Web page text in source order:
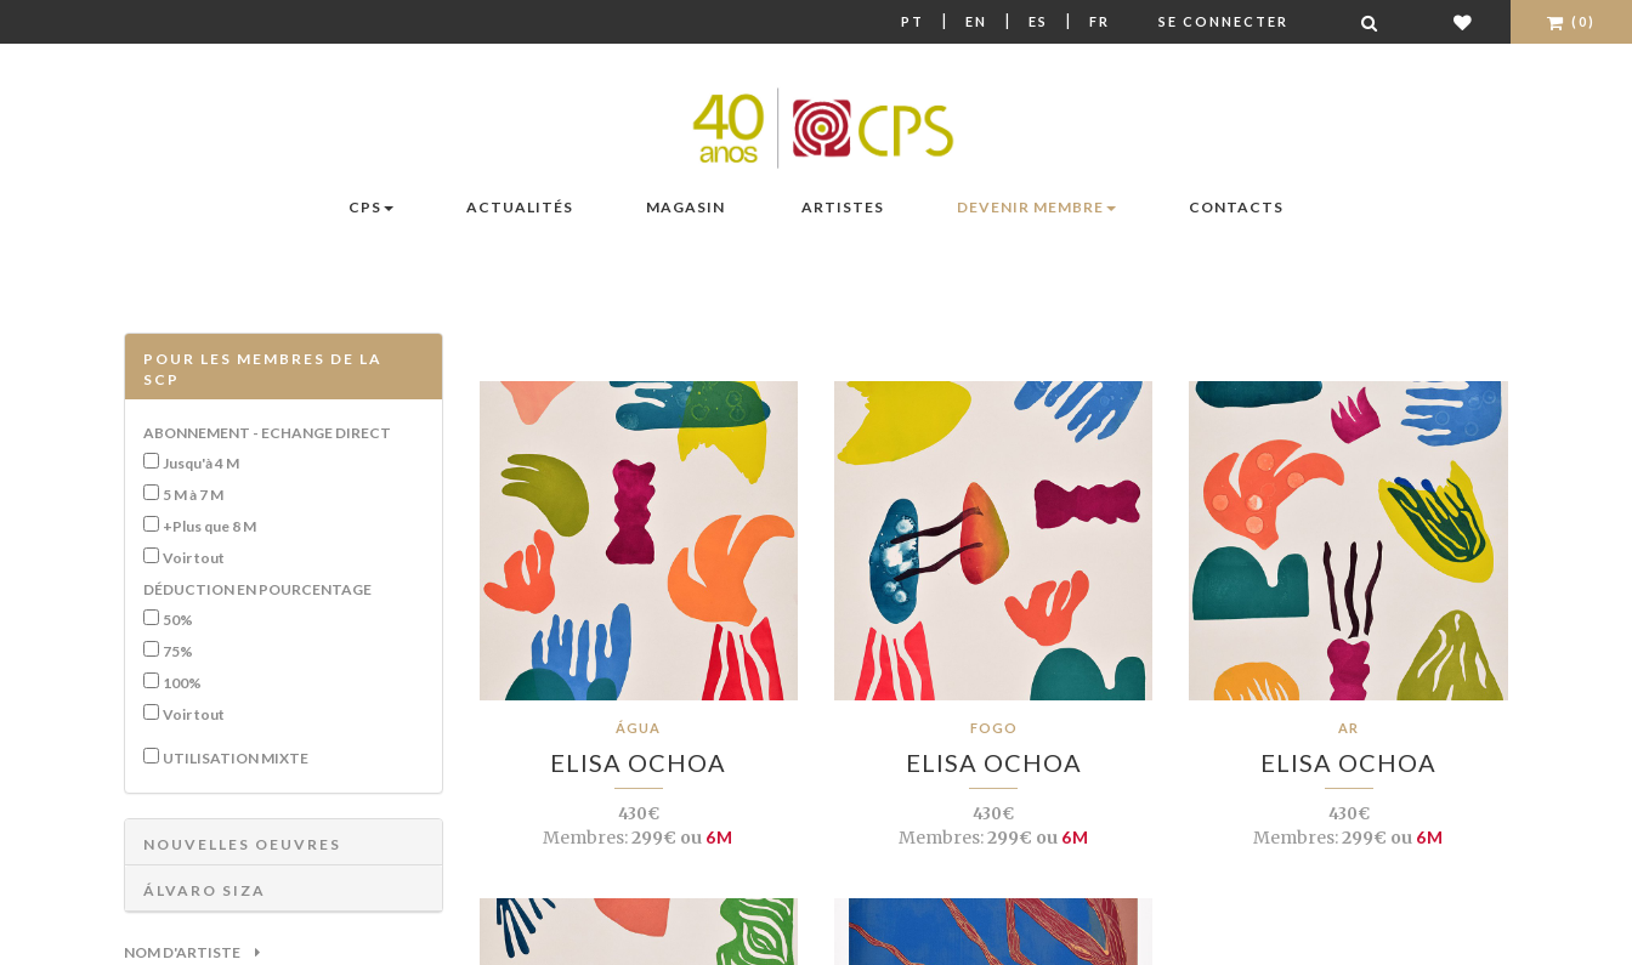
PT | EN | ES | FR SE CONNECTER (0)
CPS ACTUALITÉS MAGASIN ARTISTES DEVENIR MEMBRE CONTACTS
POUR LES MEMBRES DE LA
SCP
ABONNEMENT - ECHANGE DIRECT
Jusqu'à 4 M
5 M à 7 M
+Plus que 8 M
Voir tout
DÉDUCTION EN POURCENTAGE
50%
75%
100%
Voir tout
UTILISATION MIXTE
NOUVELLES OEUVRES
ÁLVARO SIZA
NOM D'ARTISTE
ÁGUA
ELISA OCHOA
430€
Membres:299€ ou 6M
FOGO
ELISA OCHOA
430€
Membres:299€ ou 6M
AR
ELISA OCHOA
430€
Membres:299€ ou 6M